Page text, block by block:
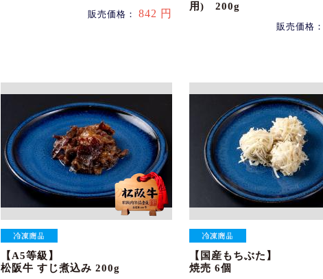
販売価格： 842 円
用) 200g
販売価格：
【A5等級】
松阪牛 すじ煮込み 200g
【国産もちぶた】
焼売 6個